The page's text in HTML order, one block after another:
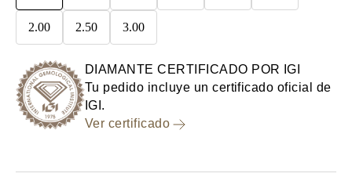
2.00 2.50 3.00
DIAMANTE CERTIFICADO POR IGI
Tu pedido incluye un certificado oficial de
IGI.
Ver certificado